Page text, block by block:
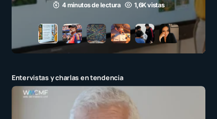
3 minutos de lectura 1,1K vistas
Entervistas y charlas en tendencia